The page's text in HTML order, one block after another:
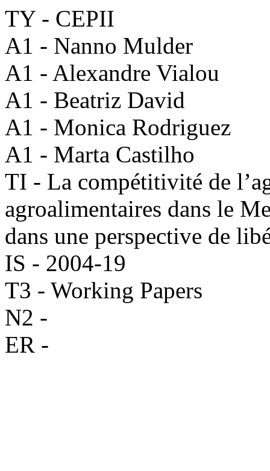
TY - CEPII
A1 - Nanno Mulder
A1 - Alexandre Vialou
A1 - Beatriz David
A1 - Monica Rodriguez
A1 - Marta Castilho
TI - La compétitivité de
agroalimentaires dans le
dans une perspective de
IS - 2004-19
T3 - Working Papers
N2 -
ER -